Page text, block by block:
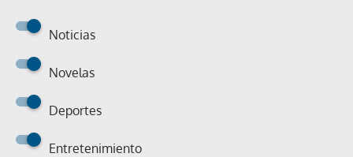
Noticias
Novelas
Deportes
Entretenimiento